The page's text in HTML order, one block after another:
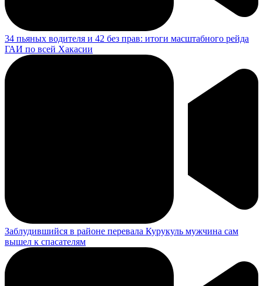
34 пьяных водителя и 42 без прав: итоги масштабного рейда
ГАИ по всей Хакасии
Заблудившийся в районе перевала Курукуль мужчина сам
вышел к спасателям